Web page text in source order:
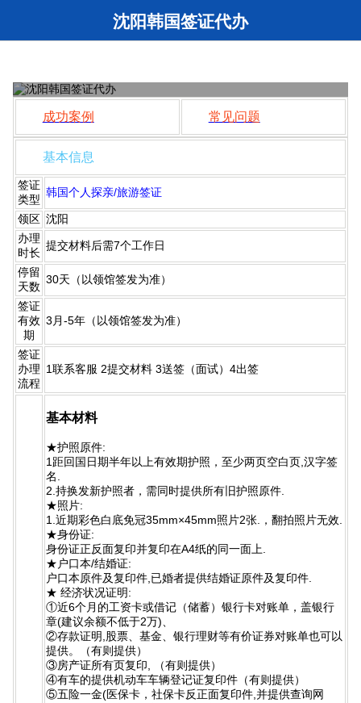
沈阳韩国签证代办
成功案例 常见问题
基本信息
签证
类型
韩国个人探亲/旅游签证
领区 沈阳
办理
时长
提交材料后需7个工作日
停留
天数
30天（以领馆签发为准）
签证
有效
期
3月-5年（以领馆签发为准）
签证
办理
流程
1联系客服 2提交材料 3送签（面试）4出签
基本材料
★护照原件:
1距回国日期半年以上有效期护照，至少两页空白页,汉字签
名.
2.持换发新护照者，需同时提供所有旧护照原件.
★照片:
1.近期彩色白底免冠35mm×45mm照片2张.，翻拍照片无效.
★身份证:
身份证正反面复印并复印在A4纸的同一面上.
★户口本/结婚证:
户口本原件及复印件,已婚者提供结婚证原件及复印件.
★ 经济状况证明:
①近6个月的工资卡或借记（储蓄）银行卡对账单，盖银行
章(建议余额不低于2万)、
②存款证明,股票、基金、银行理财等有价证券对账单也可以
提供。（有则提供）
③房产证所有页复印, （有则提供）
④有车的提供机动车车辆登记证复印件（有则提供）
⑤五险一金(医保卡，社保卡反正面复印件,并提供查询网